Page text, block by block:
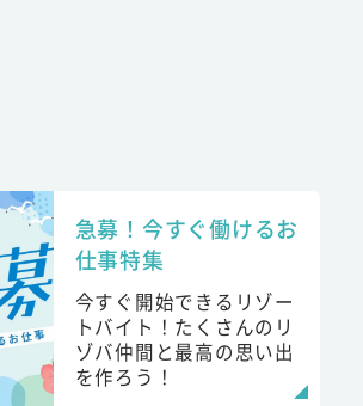
急募！今すぐ働けるお
仕事特集
今すぐ開始できるリゾー
トバイト！たくさんのリ
ゾバ仲間と最高の思い出
を作ろう！